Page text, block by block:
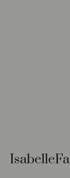
IsabelleFa